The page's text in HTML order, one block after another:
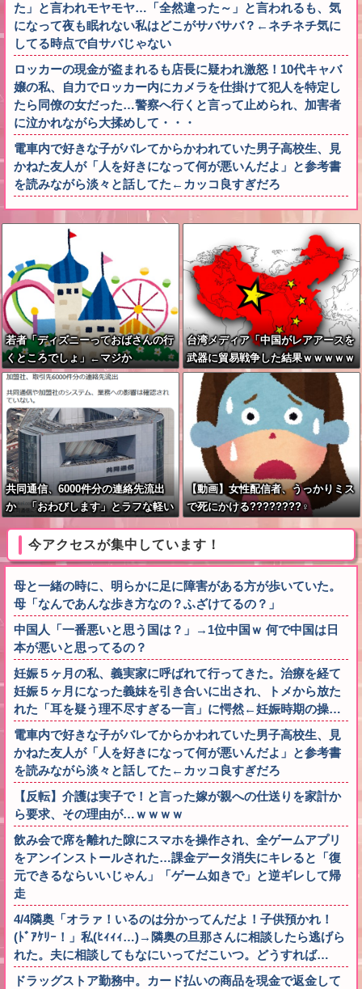
た」と言われモヤモヤ…「全然違った～」と言われるも、気
になって夜も眠れない私はどこがサバサバ？←ネチネチ気に
してる時点で自サバじゃない
ロッカーの現金が盗まれるも店長に疑われ激怒！10代キャバ
嬢の私、自力でロッカー内にカメラを仕掛けて犯人を特定し
たら同僚の女だった…警察へ行くと言って止められ、加害者
に泣かれながら大揉めして・・・
電車内で好きな子がバレてからかわれていた男子高校生、見
かねた友人が「人を好きになって何が悪いんだよ」と参考書
を読みながら淡々と話してた←カッコ良すぎだろ
若者「ディズニーっておばさんの行
くところでしょ」←マジか
台湾メディア「中国がレアアースを
武器に貿易戦争した結果ｗｗｗｗｗ
ｗｗｗ」
共同通信、6000件分の連絡先流出
か 「おわびします」とラフな軽い
謝罪コメントを発表
【動画】女性配信者、うっかりミス
で死にかける????????‍♀
今アクセスが集中しています！
母と一緒の時に、明らかに足に障害がある方が歩いていた。
母「なんであんな歩き方なの？ふざけてるの？」
中国人「一番悪いと思う国は？」→1位中国ｗ 何で中国は日
本が悪いと思ってるの？
妊娠５ヶ月の私、義実家に呼ばれて行ってきた。治療を経て
妊娠５ヶ月になった義妹を引き合いに出され、トメから放た
れた「耳を疑う理不尽すぎる一言」に愕然←妊娠時期の操…
電車内で好きな子がバレてからかわれていた男子高校生、見
かねた友人が「人を好きになって何が悪いんだよ」と参考書
を読みながら淡々と話してた←カッコ良すぎだろ
【反転】介護は実子で！と言った嫁が親への仕送りを家計か
ら要求、その理由が…ｗｗｗｗ
飲み会で席を離れた隙にスマホを操作され、全ゲームアプリ
をアンインストールされた…課金データ消失にキレると「復
元できるならいいじゃん」「ゲーム如きで」と逆ギレして帰
走
4/4隣奥「オラァ！いるのは分かってんだよ！子供預かれ！
(ﾄﾞｱｹﾘｰ！」私(ﾋｨｨｨ…)→隣奥の旦那さんに相談したら逃げら
れた。夫に相談してもなにいってだこいつ。どうすれば…
ドラッグストア勤務中。カード払いの商品を現金で返金して